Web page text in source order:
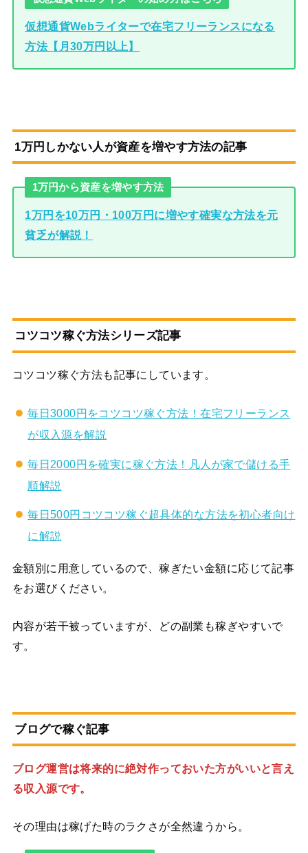
仮想通貨Webライターで在宅フリーランスになる
方法【月30万円以上】
1万円しかない人が資産を増やす方法の記事
1万円から資産を増やす方法
1万円を10万円・100万円に増やす確実な方法を元
貧乏が解説！
コツコツ稼ぐ方法シリーズ記事
コツコツ稼ぐ方法も記事にしています。
毎日3000円をコツコツ稼ぐ方法！在宅フリーランス
が収入源を解説
毎日2000円を確実に稼ぐ方法！凡人が家で儲ける手
順解説
毎日500円コツコツ稼ぐ超具体的な方法を初心者向け
に解説
金額別に用意しているので、稼ぎたい金額に応じて記事
をお選びください。
内容が若干被っていますが、どの副業も稼ぎやすいで
す。
ブログで稼ぐ記事
ブログ運営は将来的に絶対作っておいた方がいいと言え
る収入源です。
その理由は稼げた時のラクさが全然違うから。